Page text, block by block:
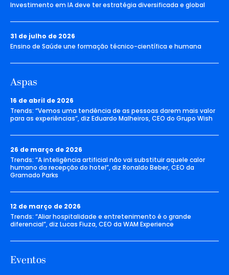
Investimento em IA deve ter estratégia diversificada e global
31 de julho de 2026
Ensino de Saúde une formação técnico-científica e humana
Aspas
16 de abril de 2026
Trends: “Vemos uma tendência de as pessoas darem mais valor
para as experiências”, diz Eduardo Malheiros, CEO do Grupo Wish
26 de março de 2026
Trends: “A inteligência artificial não vai substituir aquele calor
humano da recepção do hotel”, diz Ronaldo Beber, CEO da
Gramado Parks
12 de março de 2026
Trends: “Aliar hospitalidade e entretenimento é o grande
diferencial”, diz Lucas Fiuza, CEO da WAM Experience
Eventos